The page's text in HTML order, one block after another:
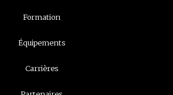
Formation
Équipements
Carrières